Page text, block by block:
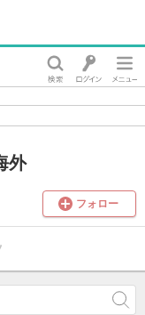
外
フォロー